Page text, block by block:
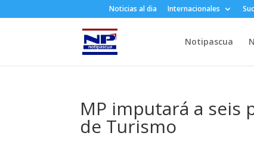
Noticias al dia Internacionales
Notipascua
MP imputará a seis
de Turismo